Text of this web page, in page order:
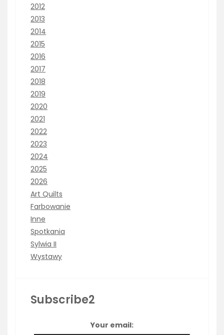
2012
2013
2014
2015
2016
2017
2018
2019
2020
2021
2022
2023
2024
2025
2026
Art Quilts
Farbowanie
Inne
Spotkania
Sylwia II
Wystawy
Subscribe2
Your email: